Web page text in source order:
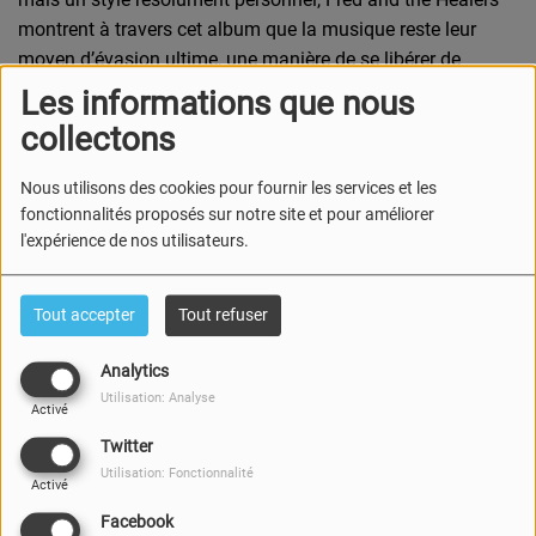
Les informations que nous
collectons
Nous utilisons des cookies pour fournir les services et les
fonctionnalités proposés sur notre site et pour améliorer
l'expérience de nos utilisateurs.
Tout accepter Tout refuser
Analytics
Activé
Utilisation: Analyse
Twitter
Activé
Utilisation: Fonctionnalité
Facebook
montrent à travers cet album que la musique reste leur
moyen d’évasion ultime, une manière de se libérer de
l’angoisse et de trouver, dans la souffrance, un espace pour
l’espoir.